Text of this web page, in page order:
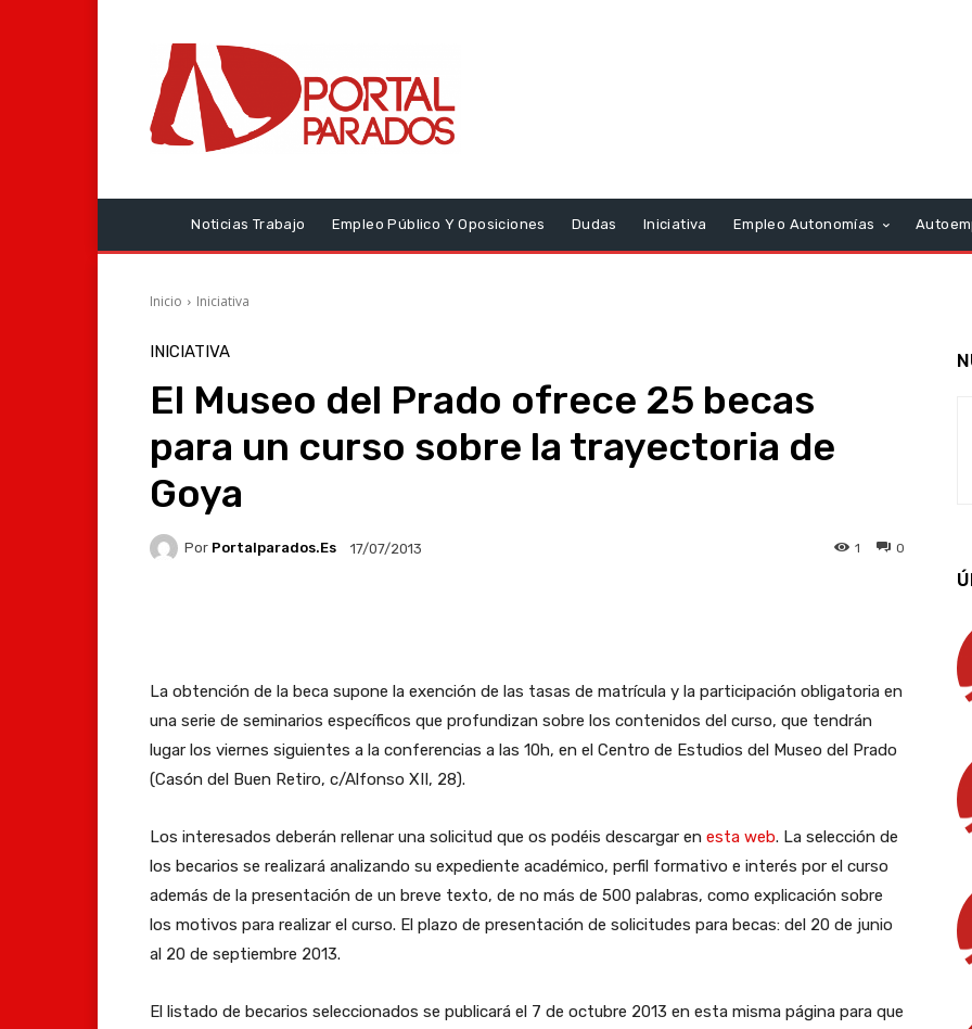
Noticias Trabajo Empleo Público Y Oposiciones Dudas Iniciativa Empleo Autonomías
Inicio Iniciativa
INICIATIVA
El Museo del Prado ofrece 25 becas
para un curso sobre la trayectoria de
Goya
Por Portalparados.es 17/07/2013 0
1
La obtención de la beca supone la exención de las tasas de matrícula y la participación obligatoria en
una serie de seminarios específicos que profundizan sobre los contenidos del curso, que tendrán
lugar los viernes siguientes a la conferencias a las 10h, en el Centro de Estudios del Museo del Prado
(Casón del Buen Retiro, c/Alfonso XII, 28).
Los interesados deberán rellenar una solicitud que os podéis descargar en esta web. La selección de
los becarios se realizará analizando su expediente académico, perfil formativo e interés por el curso
además de la presentación de un breve texto, de no más de 500 palabras, como explicación sobre
los motivos para realizar el curso. El plazo de presentación de solicitudes para becas: del 20 de junio
al 20 de septiembre 2013.
El listado de becarios seleccionados se publicará el 7 de octubre 2013 en esta misma página para que